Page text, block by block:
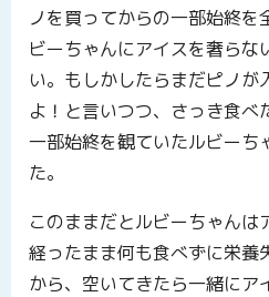
ノを買ってからの一部始終を
ビーちゃんにアイスを奢らな
い。もしかしたらまだピノが
よ！と言いつつ、さっき食べ
一部始終を観ていたルビーち
た。
このままだとルビーちゃんは
経ったまま何も食べずに栄養
から、空いてきたら一緒にア